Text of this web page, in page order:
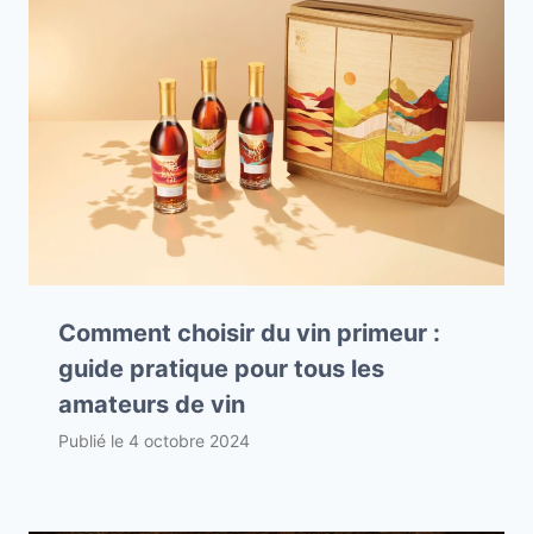
Comment choisir du vin primeur :
guide pratique pour tous les
amateurs de vin
Publié le 4 octobre 2024